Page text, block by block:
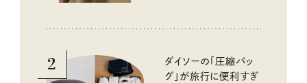
2
ダイソーの「圧縮バッ
グ」が旅行に便利すぎ